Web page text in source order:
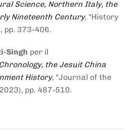
Science, Northern Italy, the
Nineteenth Century, "History
pp. 373-406.
Singh per il
the Jesuit China
History, "Journal of the
pp. 487-510.